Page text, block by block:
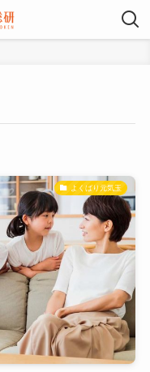
よくばり元気玉